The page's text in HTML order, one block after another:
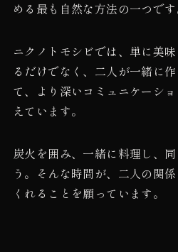
める最も自然な方法の一つです
ニクノトモシビでは、単に美
るだけでなく、二人が一緒に
て、より深いコミュニケーシ
えています。
炭火を囲み、一緒に料理し、
う。そんな時間が、二人の関
くれることを願っています。